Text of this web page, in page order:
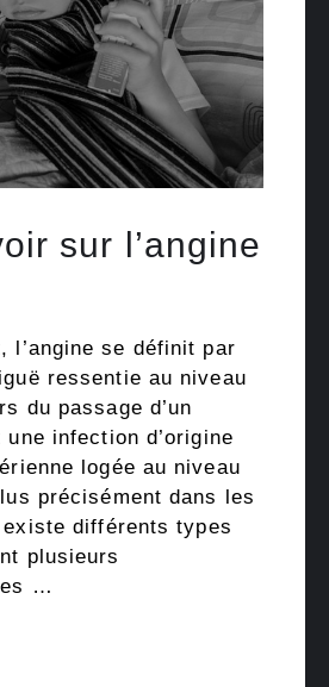
sur l’angine
l’angine se définit par
ressentie au niveau
du passage d’un
une infection d’origine
logée au niveau
précisément dans les
différents types
plusieurs
…